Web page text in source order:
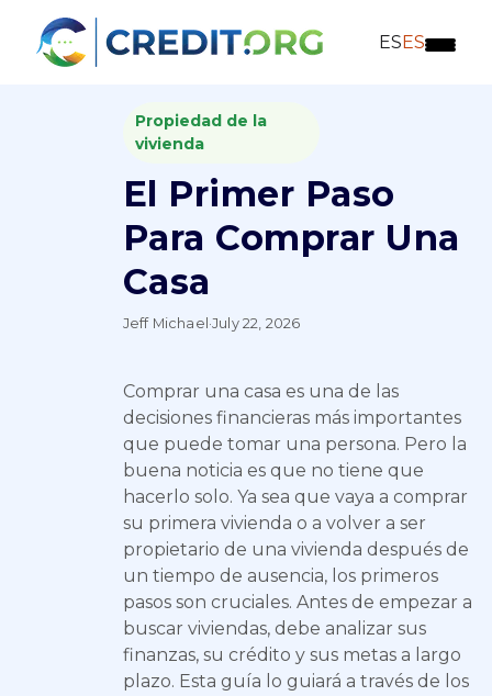
ESES
Propiedad de la
vivienda
El Primer Paso
Para Comprar Una
Casa
Jeff Michael ·July 22, 2026
Comprar una casa es una de las
decisiones financieras más importantes
que puede tomar una persona. Pero la
buena noticia es que no tiene que
hacerlo solo. Ya sea que vaya a comprar
su primera vivienda o a volver a ser
propietario de una vivienda después de
un tiempo de ausencia, los primeros
pasos son cruciales. Antes de empezar a
buscar viviendas, debe analizar sus
finanzas, su crédito y sus metas a largo
plazo. Esta guía lo guiará a través de los